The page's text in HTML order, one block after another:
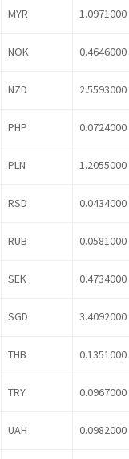
MYR 1.0971000
NOK 0.4646000
NZD 2.5593000
PHP 0.0724000
PLN 1.2055000
RSD 0.0434000
RUB 0.0581000
SEK 0.4734000
SGD 3.4092000
THB 0.1351000
TRY 0.0967000
UAH 0.0982000